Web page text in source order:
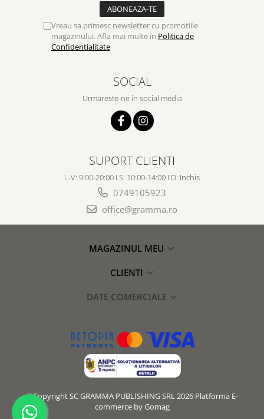
Vreau sa primesc newsletter cu promotiile
magazinului. Afla mai multe in Politica de
Confidentialitate
SOCIAL
Urmareste-ne in social media
SUPORT CLIENTI
L-V: 9:00-20:00 I S: 10:00-14:00 I D: Inchis
0749105923
office@gramma.ro
MAGAZINUL MEU
CLIENTI
DATE COMERCIALE
©Copyright SC GRAMMA PUBLISHING SRL 2026 Platforma E-
commerce by Gomag